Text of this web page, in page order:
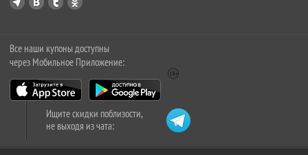
Все наши купоны доступны
через Мобильное Приложение:
Ищите скидки поблизости,
не выходя из чата: